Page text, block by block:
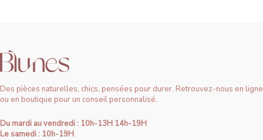
Des pièces naturelles, chics, pensées pour durer. Retrouvez-nous en ligne
ou en boutique pour un conseil personnalisé.
Du mardi au vendredi : 10h-13H 14h-19H
Le samedi : 10h-19H